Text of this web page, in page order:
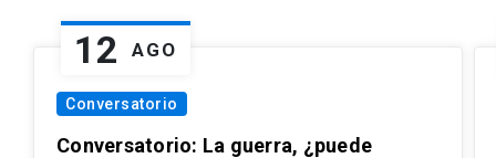
Conversatorio
Conversatorio: La guerra, ¿puede
12 AGO